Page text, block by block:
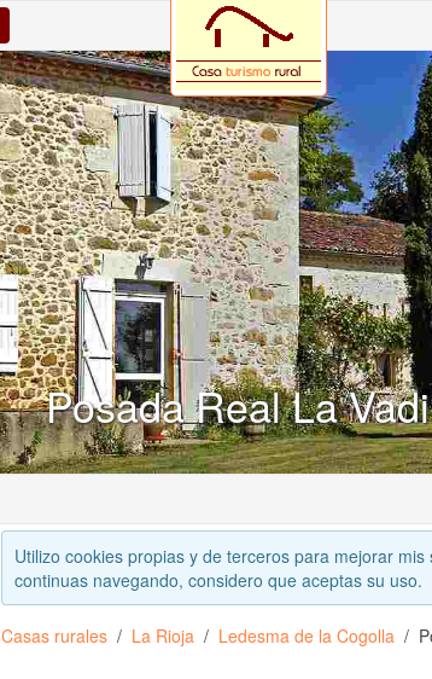
Posada Real La
Utilizo cookies propias y de terceros para mejorar
continuas navegando, considero que aceptas su uso.
Casas rurales La Rioja Ledesma de la Cogolla